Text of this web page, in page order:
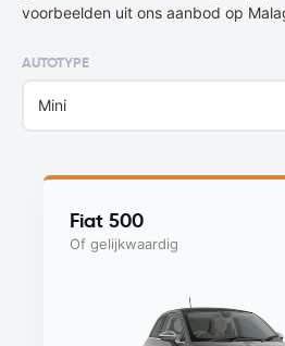
voorbeelden uit ons aanbod op
AUTOTYPE
Mini
Fiat 500
Of gelijkwaardig